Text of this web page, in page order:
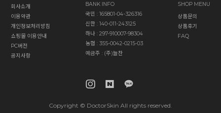
회사소개
이용약관
개인정보처리방침
쇼핑몰 이용안내
PC버전
공지사항
BANK INFO
국민 : 165801-04-326316
신한 : 140-011-243125
하나 : 297-910007-98304
농협 : 355-0042-0215-03
예금주 : (주)늘찬
SHOP MENU
상품문의
상품후기
FAQ
Copyright © DoctorSkin All rights reserved.